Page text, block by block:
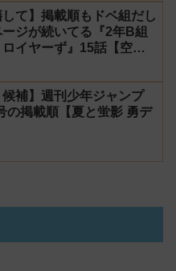
して】掲載順もドベ組だし
ジが続いてる『2年B組
ロイヤーず』15話【空
候補】週刊少年ジャンプ
の掲載順【夏と蛍影 勇デ